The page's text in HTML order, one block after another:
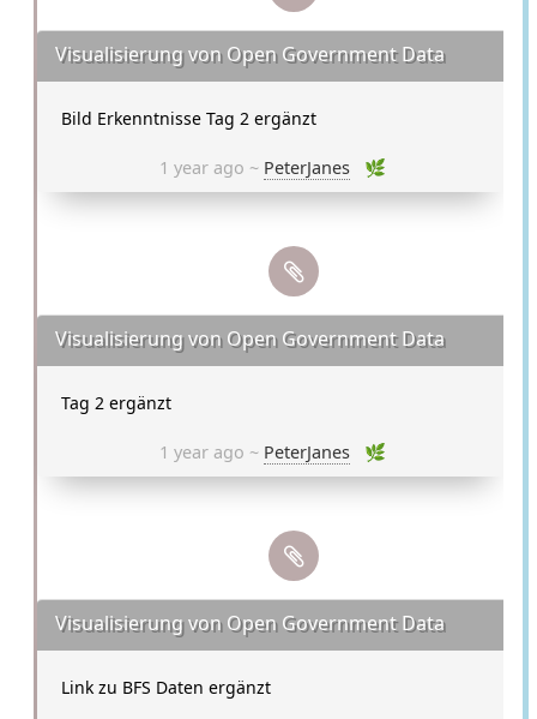
Visualisierung von Open Government Data
Bild Erkenntnisse Tag 2 ergänzt
1 year ago ~ PeterJanes 🌿
Visualisierung von Open Government Data
Tag 2 ergänzt
1 year ago ~ PeterJanes 🌿
Visualisierung von Open Government Data
Link zu BFS Daten ergänzt